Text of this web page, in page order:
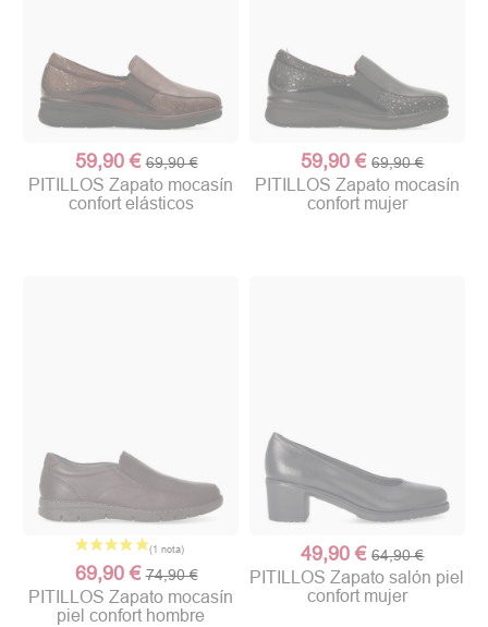
59,90 € 69,90 €
PITILLOS Zapato mocasín
confort elásticos
59,90 € 69,90 €
PITILLOS Zapato mocasín
confort mujer
69,90 € 74,90 €
PITILLOS Zapato mocasín
piel confort hombre
49,90 € 64,90 €
PITILLOS Zapato salón piel
confort mujer